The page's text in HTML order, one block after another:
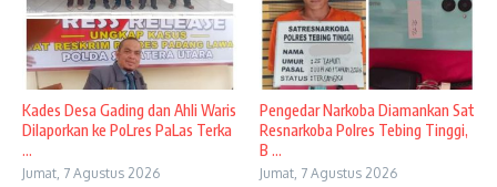
Kades Desa Gading dan Ahli Waris
Dilaporkan ke PoLres PaLas Terka
...
Jumat, 7 Agustus 2026
Pengedar Narkoba Diamankan Sat
Resnarkoba Polres Tebing Tinggi,
B ...
Jumat, 7 Agustus 2026